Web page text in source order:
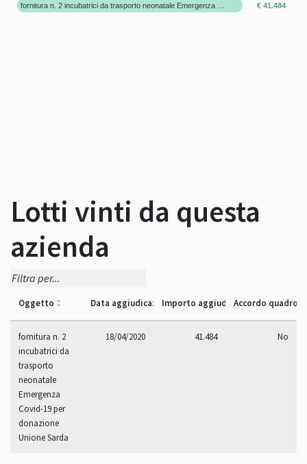
€ 41.484
Lotti vinti da questa
azienda
Oggetto Data aggiudicazioneImporto aggiudicazioneAccordo quadro
fornitura n. 2
incubatrici da
trasporto
neonatale
Emergenza
Covid-19 per
donazione
Unione Sarda
18/04/2020 41.484 No